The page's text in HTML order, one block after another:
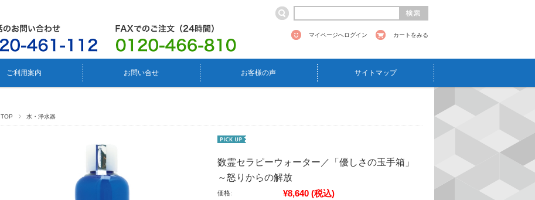
マイページへログイン カートをみる
ご利用案内 お問い合せ お客様の声 サイトマップ
TOP 水・浄水器
数霊セラピーウォーター／「優しさの玉手箱」
～怒りからの解放
価格: ¥8,640 (税込)